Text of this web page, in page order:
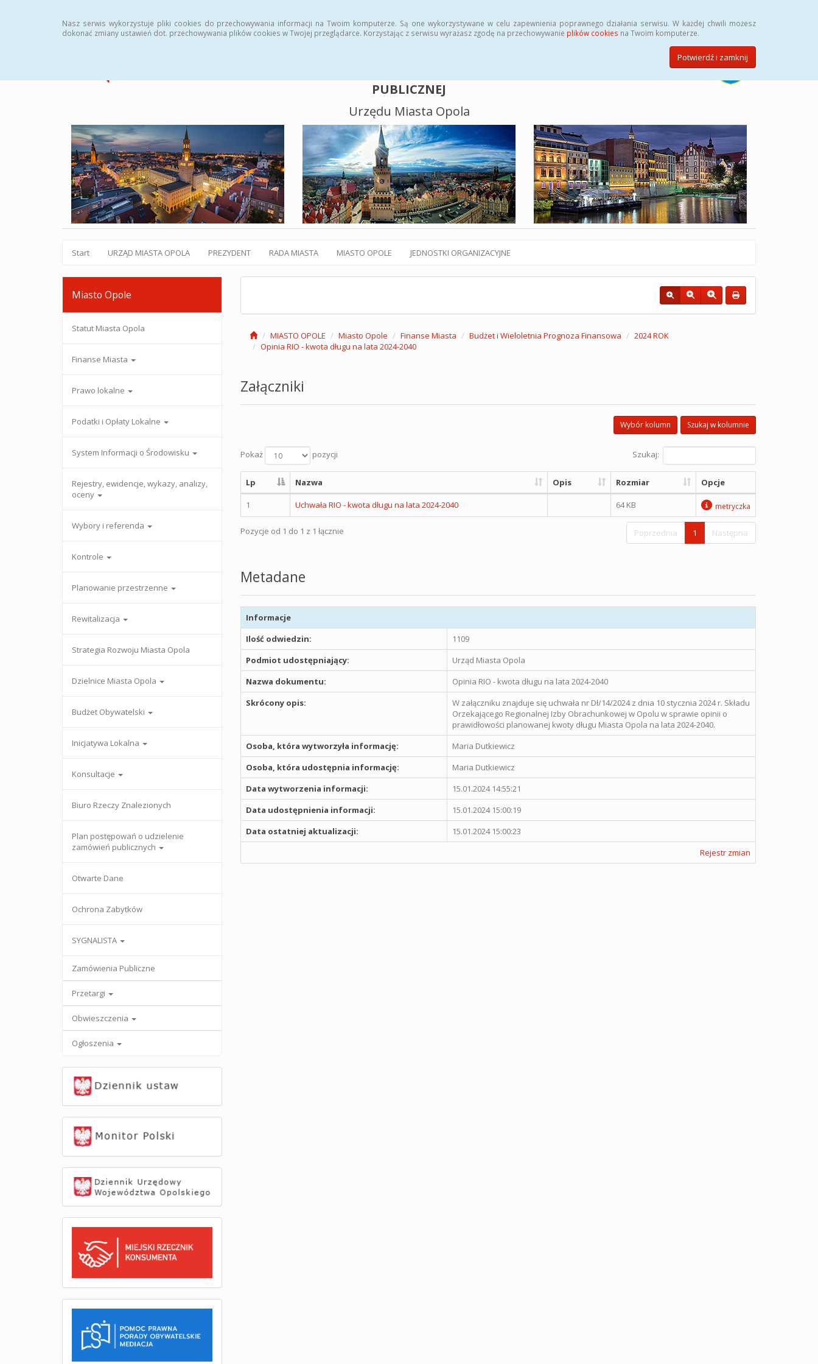
Nasz serwis wykorzystuje pliki cookies do przechowywania informacji na Twoim komputerze. Są one wykorzystywane w celu zapewnienia poprawnego działania serwisu. W każdej chwili możesz
dokonać zmiany ustawień dot. przechowywania plików cookies w Twojej przeglądarce. Korzystając z serwisu wyrażasz zgodę na przechowywanie plików cookies na Twoim komputerze.
Potwierdź i zamknij
PUBLICZNEJ
Urzędu Miasta Opola
Start URZĄD MIASTA OPOLA PREZYDENT RADA MIASTA MIASTO OPOLE JEDNOSTKI ORGANIZACYJNE
Miasto Opole
Statut Miasta Opola
Finanse Miasta
Prawo lokalne
Podatki i Opłaty Lokalne
System Informacji o Środowisku
Rejestry, ewidencje, wykazy, analizy,
oceny
Wybory i referenda
Kontrole
Planowanie przestrzenne
Rewitalizacja
Strategia Rozwoju Miasta Opola
Dzielnice Miasta Opola
Budżet Obywatelski
Inicjatywa Lokalna
Konsultacje
Biuro Rzeczy Znalezionych
Plan postępowań o udzielenie
zamówień publicznych
Otwarte Dane
Ochrona Zabytków
SYGNALISTA
Zamówienia Publiczne
Przetargi
Obwieszczenia
Ogłoszenia
MIASTO OPOLE Miasto Opole Finanse Miasta Budżet i Wieloletnia Prognoza Finansowa
2024 ROK
Opinia RIO - kwota długu na lata 2024-2040
Załączniki
Szukaj w kolumnie
Wybór kolumn
Pokaż pozycji Szukaj:
Lp Nazwa Opis Rozmiar Opcje
1 Uchwała RIO - kwota długu na lata 2024-2040 64 KB metryczka
Pozycje od 1 do 1 z 1 łącznie Poprzednia 1 Następna
Metadane
Informacje
Ilość odwiedzin:
1109
Podmiot udostępniający:
Urząd Miasta Opola
Nazwa dokumentu:
Opinia RIO - kwota długu na lata 2024-2040
Skrócony opis:
W załączniku znajduje się uchwała nr Dł/14/2024 z dnia 10 stycznia 2024 r. Składu
Orzekającego Regionalnej Izby Obrachunkowej w Opolu w sprawie opinii o
prawidłowości planowanej kwoty długu Miasta Opola na lata 2024-2040.
Osoba, która wytworzyła informację:
Maria Dutkiewicz
Osoba, która udostępnia informację:
Maria Dutkiewicz
Data wytworzenia informacji:
15.01.2024 14:55:21
Data udostępnienia informacji:
15.01.2024 15:00:19
Data ostatniej aktualizacji:
15.01.2024 15:00:23
Rejestr zmian